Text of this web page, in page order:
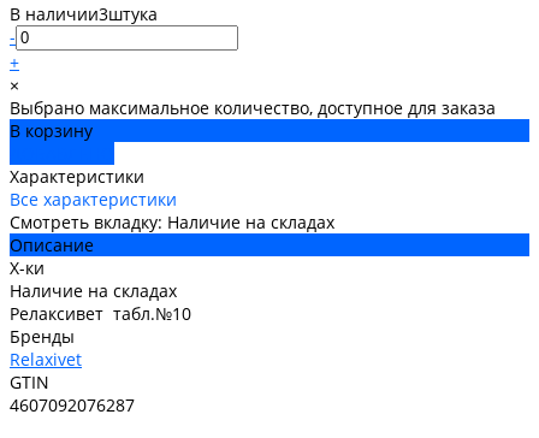
В наличии3штука
-
+
×
Выбрано максимальное количество, доступное для заказа
В корзину
Характеристики
Все характеристики
Смотреть вкладку: Наличие на складах
Описание
Х-ки
Наличие на складах
Релаксивет табл.№10
Бренды
Relaxivet
GTIN
4607092076287